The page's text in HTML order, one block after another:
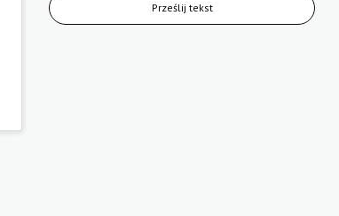
Prześlij tekst